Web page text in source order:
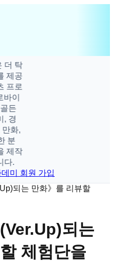
더 탁
제공
프로
이
든
, 경
만화,
분
제작
다.
미 회원 가입
되는 만화》를 리뷰할
되는
체험단을